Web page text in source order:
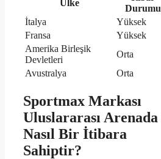
Ülke
Durumu
İtalya
Yüksek
Fransa
Yüksek
Amerika Birleşik
Devletleri
Orta
Avustralya
Orta
Sportmax Markası
Uluslararası Arenada
Nasıl Bir İtibara
Sahiptir?